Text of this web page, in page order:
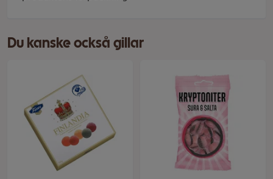
Du kanske också gillar